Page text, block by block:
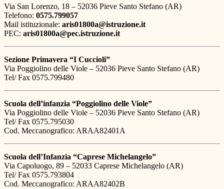
Via San Lorenzo, 18 – 52036 Pieve Santo Stefano (AR)
Telefono: 0575.799057
Mail istituzionale: aris01800a@istruzione.it
PEC: aris01800a@pec.istruzione.it
Sezione Primavera “I Cuccioli”
Via Poggiolino delle Viole – 52036 Pieve Santo Stefano (AR)
Tel/ Fax 0575.799480
Scuola dell’infanzia “Poggiolino delle Viole”
Via Poggiolino delle Viole – 52036 Pieve Santo Stefano (AR)
Tel/ Fax 0575.795030
Cod. Meccanografico: ARAA82401A
Scuola dell’Infanzia “Caprese Michelangelo”
Via Capoluogo, 89 – 52033 Caprese Michelangelo (AR)
Tel/ Fax 0575.793804
Cod. Meccanografico: ARAA82402B